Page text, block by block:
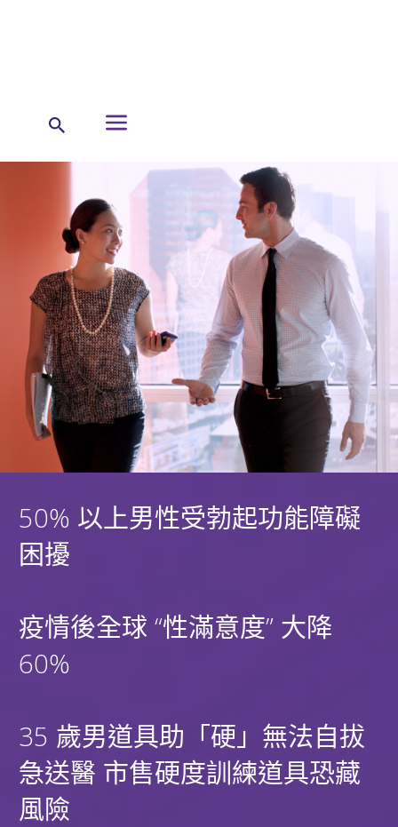
50% 以上男性受勃起功能障礙
困擾
疫情後全球 “性滿意度” 大降
60%
35 歲男道具助「硬」無法自拔
急送醫 市售硬度訓練道具恐藏
風險